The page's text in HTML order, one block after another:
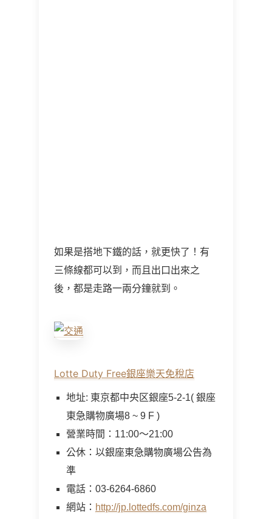
如果是搭地下鐵的話，就更快了！有
三條線都可以到，而且出口出來之
後，都是走路一兩分鐘就到。
Lotte Duty Free銀座樂天免稅店
地址: 東京都中央区銀座5-2-1( 銀座
東急購物廣場8 ~ 9 F )
營業時間：11:00〜21:00
公休：以銀座東急購物廣場公告為
準
電話：03-6264-6860
網站： http://jp.lottedfs.com/ginza